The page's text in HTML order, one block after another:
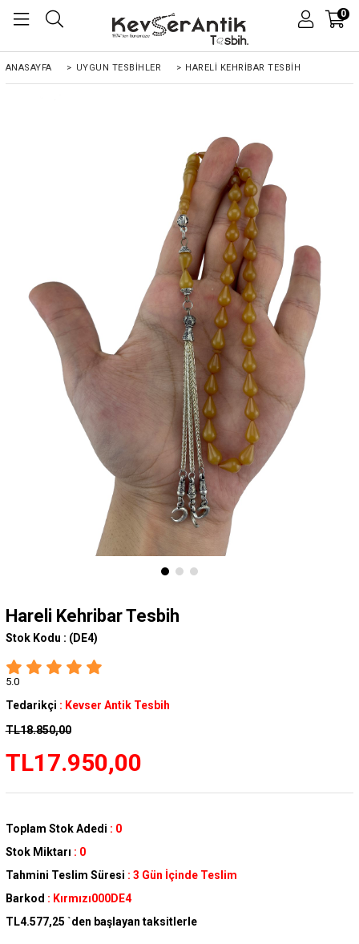
0
ANASAYFA > UYGUN TESBİHLER > HARELI KEHRIBAR TESBIH
Hareli Kehribar Tesbih
Stok Kodu : (DE4)
5.0
Tedarikçi : Kevser Antik Tesbih
TL18.850,00
TL17.950,00
Toplam Stok Adedi : 0
Stok Miktarı : 0
Tahmini Teslim Süresi : 3 Gün İçinde Teslim
Barkod : Kırmızı000DE4
TL4.577,25 `den başlayan taksitlerle